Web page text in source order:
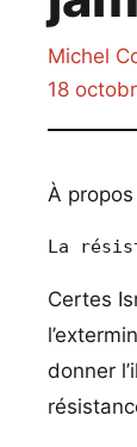
Michel
18
À
Certes
donner